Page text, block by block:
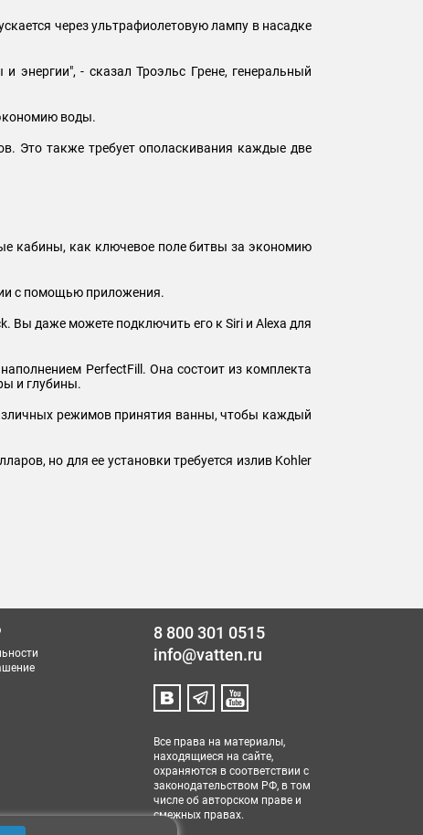
через ультрафиолетовую лампу в насадке
энергии", - сказал Троэльс Грене, генеральный
воды.
Это также требует ополаскивания каждые две
кабины, как ключевое поле битвы за экономию
с помощью приложения.
Вы даже можете подключить его к Siri и Alexa для
PerfectFill. Она состоит из комплекта
и глубины.
режимов принятия ванны, чтобы каждый
но для ее установки требуется излив Kohler
8 800 301 0515
info@vatten.ru
Все права на материалы,
находящиеся на сайте,
охраняются в соответствии с
законодательством РФ, в том
числе об авторском праве и
смежных правах.